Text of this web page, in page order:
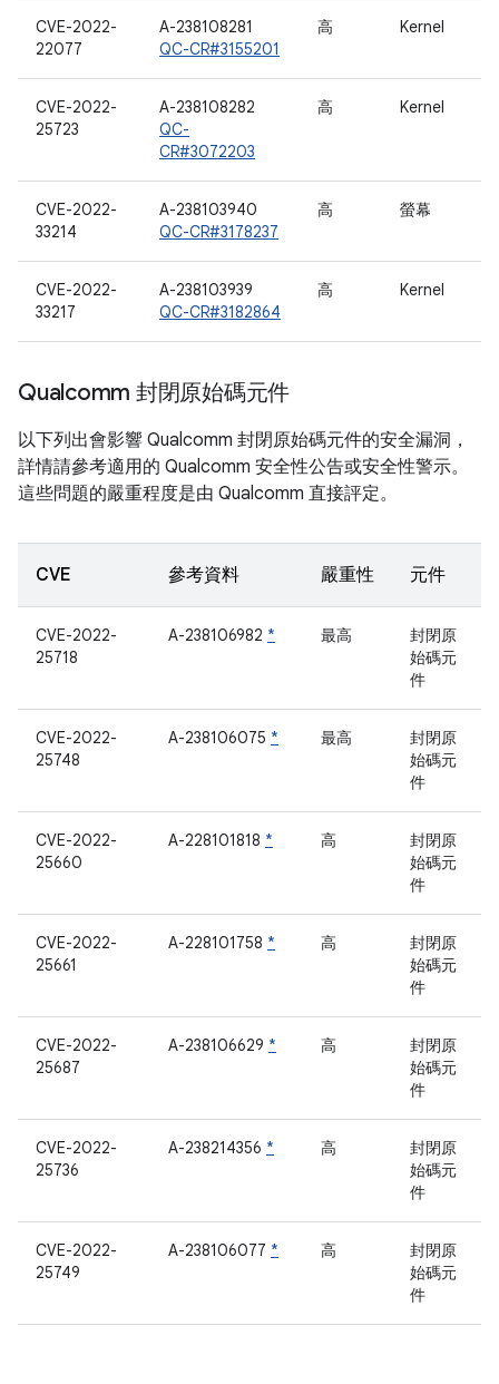
CVE-2022-
22077
A-238108281
QC-CR#3155201
高 Kernel
CVE-2022-
25723
A-238108282
QC-
CR#3072203
高 Kernel
CVE-2022-
33214
A-238103940
QC-CR#3178237
高 螢幕
CVE-2022-
33217
A-238103939
QC-CR#3182864
高 Kernel
Qualcomm 封閉原始碼元件
以下列出會影響 Qualcomm 封閉原始碼元件的安全漏洞，
詳情請參考適用的 Qualcomm 安全性公告或安全性警示。
這些問題的嚴重程度是由 Qualcomm 直接評定。
CVE 參考資料 嚴重性 元件
CVE-2022-
25718
A-238106982 * 最高
封閉原
始碼元
件
CVE-2022-
25748
A-238106075 * 最高
封閉原
始碼元
件
CVE-2022-
25660
A-228101818 * 高
封閉原
始碼元
件
CVE-2022-
25661
A-228101758 * 高
封閉原
始碼元
件
CVE-2022-
25687
A-238106629 * 高
封閉原
始碼元
件
CVE-2022-
25736
A-238214356 * 高
封閉原
始碼元
件
CVE-2022-
25749
A-238106077 * 高
封閉原
始碼元
件